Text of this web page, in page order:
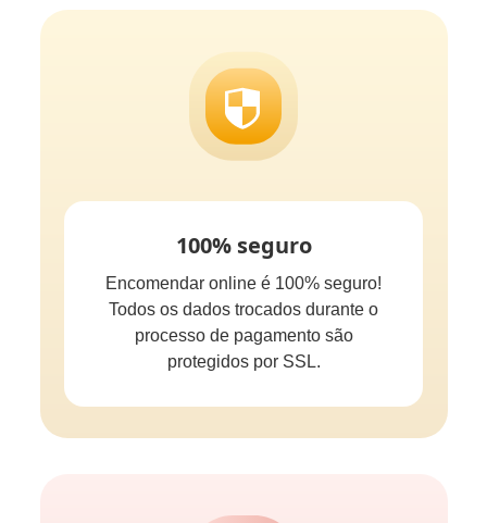
100% seguro
Encomendar online é 100% seguro!
Todos os dados trocados durante o
processo de pagamento são
protegidos por SSL.